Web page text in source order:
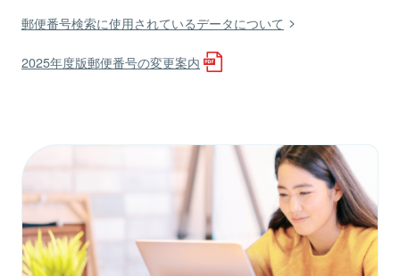
郵便番号検索に使用されているデータについて
2025年度版郵便番号の変更案内